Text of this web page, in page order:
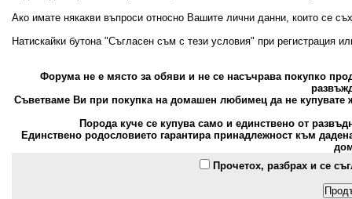
Ако имате някакви въпроси относно Вашите лични данни, които се
Натискайки бутона "Съгласен съм с тези условия" при
Форума не е място за обяви и не се насъчрава покупко
Съветваме Ви при покупка на домашен любимец да не купувате
Порода куче се купува само и единствено от
Единствено родословието гарантира принадлежност към
Прочетох, разбрах и се